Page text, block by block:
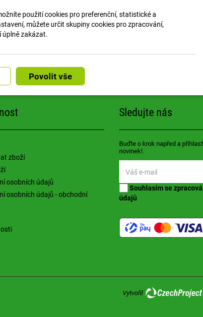
použití cookies pro preferenční, statistické a
můžete určit skupiny cookies pro zpracování,
úplně zakázat.
PODPORA MOŽNOST
zboží
osobních údajů
osobních údajů - obchodní
Sledujte nás
Buďte o krok napřed a
novinek!.
Souhlasím se
údajů
Vytvořil